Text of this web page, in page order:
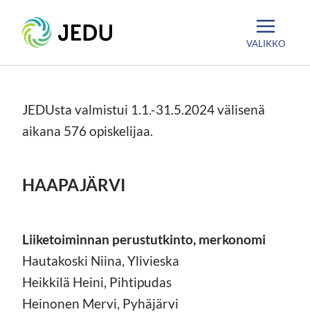
sisältöön
Etusivu
VALIKKO
JEDUsta valmistui 1.1.-31.5.2024 välisenä
aikana 576 opiskelijaa.
HAAPAJÄRVI
Liiketoiminnan perustutkinto, merkonomi
Hautakoski Niina, Ylivieska
Heikkilä Heini, Pihtipudas
Heinonen Mervi, Pyhäjärvi